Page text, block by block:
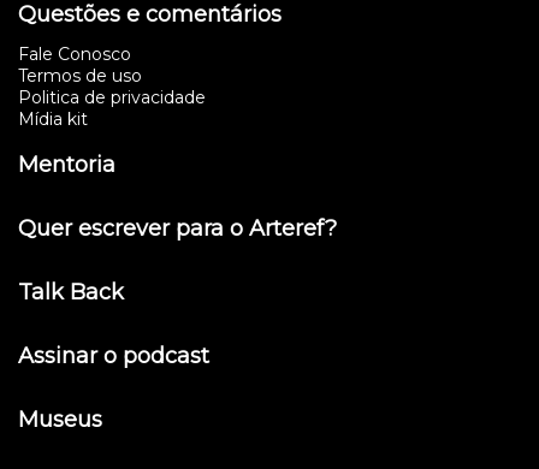
Questões e comentários
Fale Conosco
Termos de uso
Politica de privacidade
Mídia kit
Mentoria
Quer escrever para o Arteref?
Talk Back
Assinar o podcast
Museus